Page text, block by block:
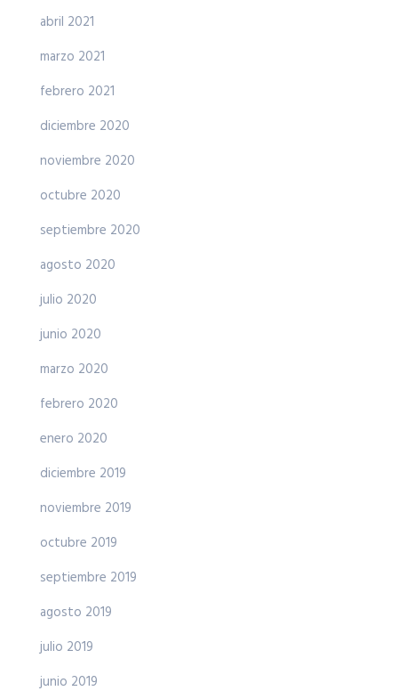
abril 2021
marzo 2021
febrero 2021
diciembre 2020
noviembre 2020
octubre 2020
septiembre 2020
agosto 2020
julio 2020
junio 2020
marzo 2020
febrero 2020
enero 2020
diciembre 2019
noviembre 2019
octubre 2019
septiembre 2019
agosto 2019
julio 2019
junio 2019